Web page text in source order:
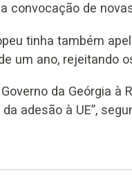
convocação de
tinha também
um ano, rejeitando
da Geórgia à
adesão à UE”,